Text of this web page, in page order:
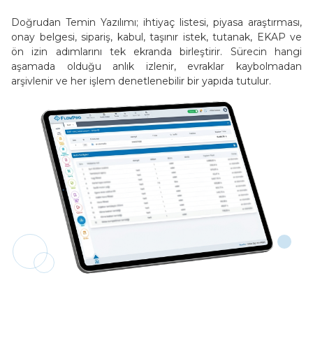
Doğrudan Temin Yazılımı; ihtiyaç listesi, piyasa araştırması,
onay belgesi, sipariş, kabul, taşınır istek, tutanak, EKAP ve
ön izin adımlarını tek ekranda birleştirir. Sürecin hangi
aşamada olduğu anlık izlenir, evraklar kaybolmadan
arşivlenir ve her işlem denetlenebilir bir yapıda tutulur.